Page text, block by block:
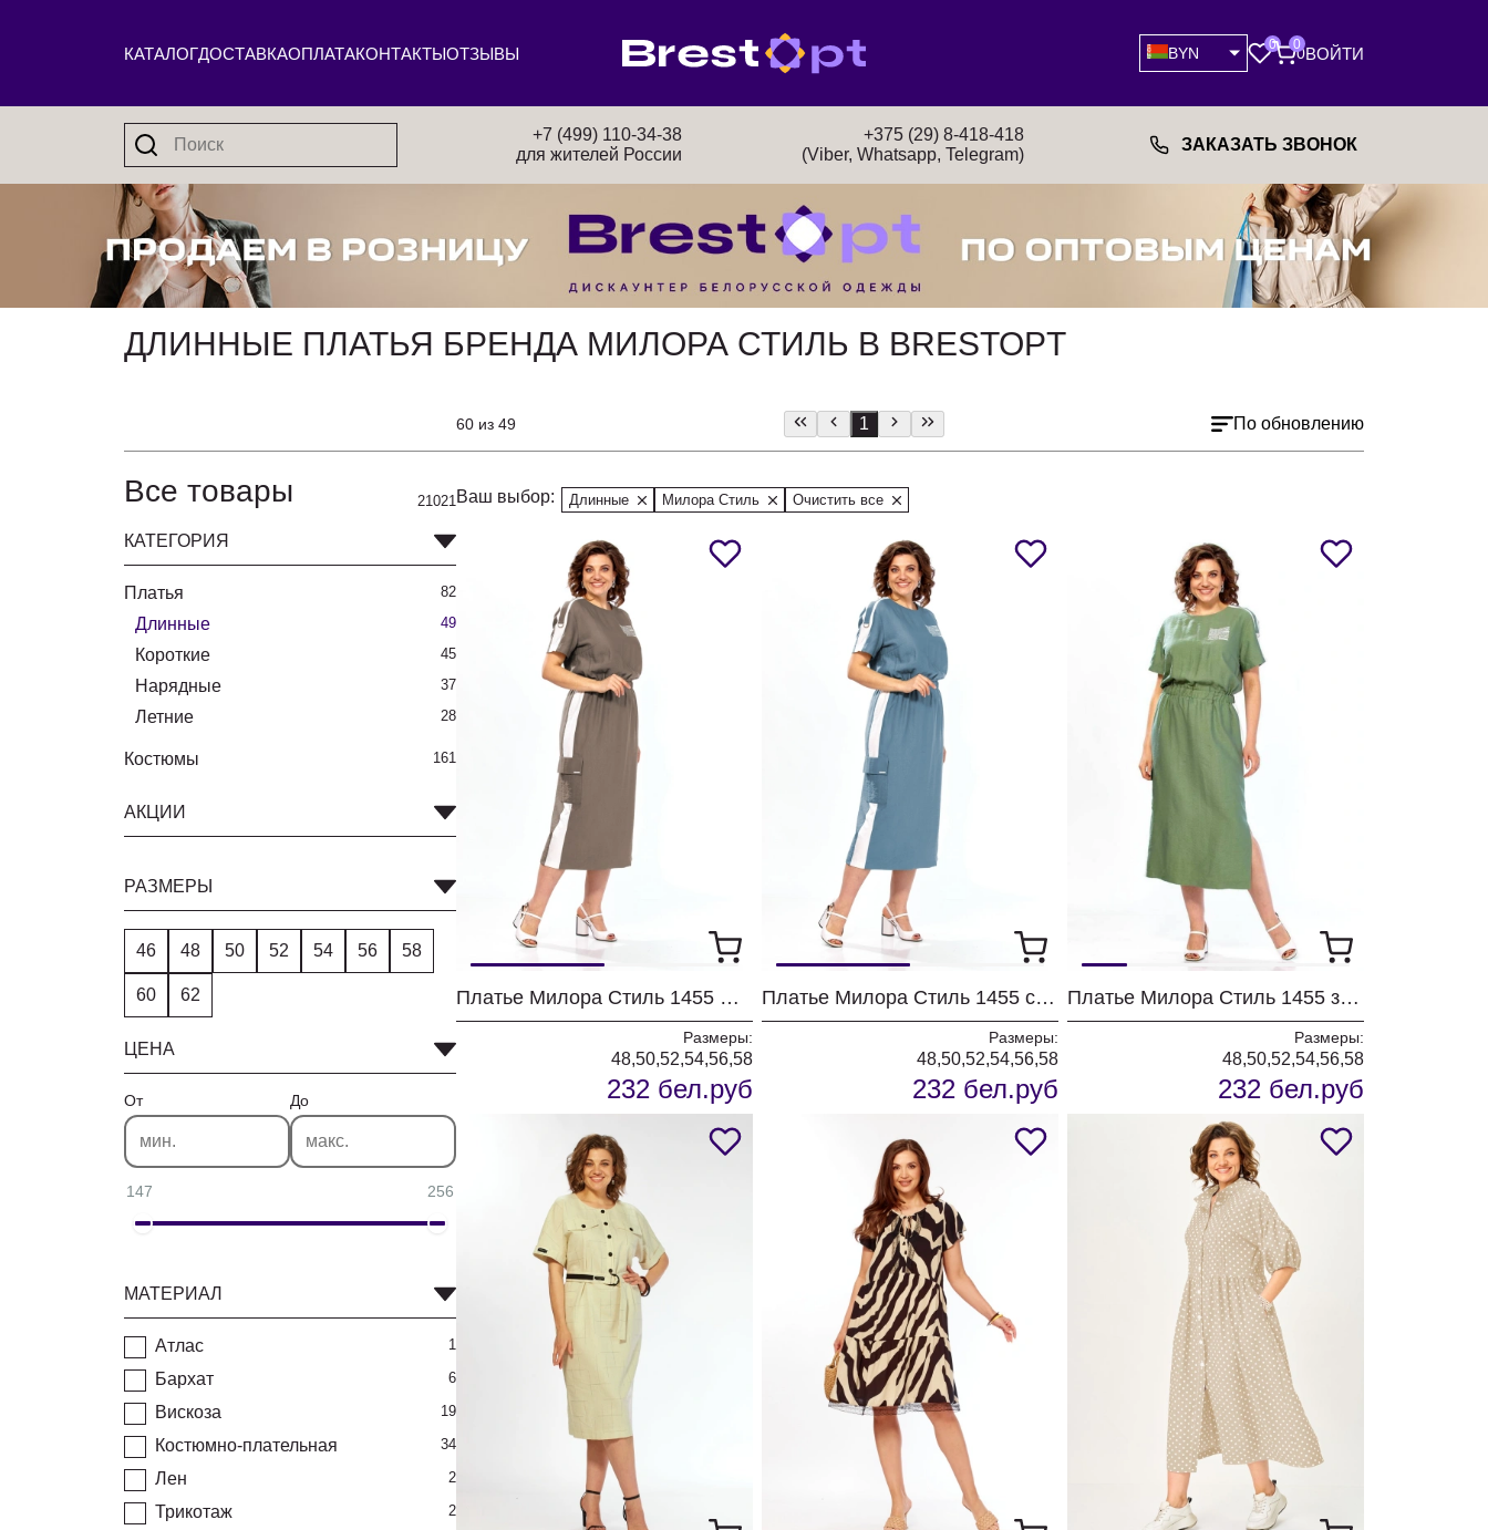
КАТАЛОГДОСТАВКАОПЛАТАКОНТАКТЫОТЗЫВЫ BYN
0 0
0ВОЙТИ
+7 (499) 110-34-38
для жителей России
+375 (29) 8-418-418
(Viber, Whatsapp, Telegram)
ЗАКАЗАТЬ ЗВОНОК
ДЛИННЫЕ ПЛАТЬЯ БРЕНДА МИЛОРА СТИЛЬ В BRESTOPT
60 из 49 По обновлению
1
Все товары 21021
КАТЕГОРИЯ
Платья 82
Длинные 49
Короткие 45
Нарядные 37
Летние 28
Костюмы 161
АКЦИИ
РАЗМЕРЫ
46 48 50 52 54 56 58
60 62
ЦЕНА
От До
147 256
МАТЕРИАЛ
Атлас 1
Бархат 6
Вискоза 19
Костюмно-плательная 34
Лен 2
Трикотаж 2
Ваш выбор: Длинные Милора Стиль Очистить все
Платье Милора Стиль 1455 шоколад
Размеры:
48,50,52,54,56,58
232 бел.руб
Платье Милора Стиль 1455 синий
Размеры:
48,50,52,54,56,58
232 бел.руб
Платье Милора Стиль 1455 зеленый
Размеры:
48,50,52,54,56,58
232 бел.руб